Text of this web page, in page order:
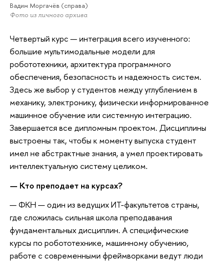
Вадим Моргачёв (справа)
Фото из личного архива
Четвертый курс — интеграция всего изученного:
большие мультимодальные модели для
робототехники, архитектура программного
обеспечения, безопасность и надежность систем.
Здесь же выбор у студентов между углублением в
механику, электронику, физически информированное
машинное обучение или системную интеграцию.
Завершается все дипломным проектом. Дисциплины
выстроены так, чтобы к моменту выпуска студент
имел не абстрактные знания, а умел проектировать
интеллектуальную систему целиком.
— Кто преподает на курсах?
— ФКН — один из ведущих ИТ-факультетов страны,
где сложилась сильная школа преподавания
фундаментальных дисциплин. А специфические
курсы по робототехнике, машинному обучению,
работе с современными фреймворками ведут люди